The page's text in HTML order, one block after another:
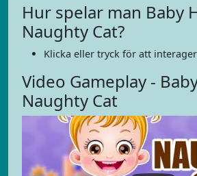
Hur spelar man Baby
Naughty Cat?
Klicka eller tryck för att
Video Gameplay -
Naughty Cat